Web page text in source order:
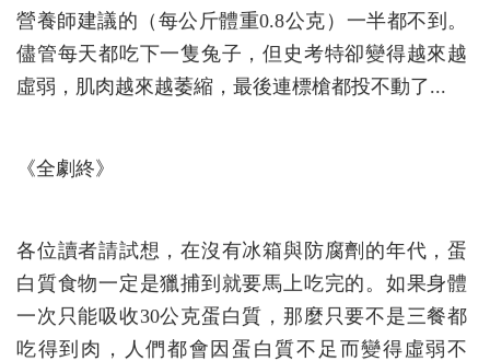
營養師建議的（每公斤體重0.8公克）一半都不到。
儘管每天都吃下一隻兔子，但史考特卻變得越來越
虛弱，肌肉越來越萎縮，最後連標槍都投不動了...
《全劇終》
各位讀者請試想，在沒有冰箱與防腐劑的年代，蛋
白質食物一定是獵捕到就要馬上吃完的。如果身體
一次只能吸收30公克蛋白質，那麼只要不是三餐都
吃得到肉，人們都會因蛋白質不足而變得虛弱不